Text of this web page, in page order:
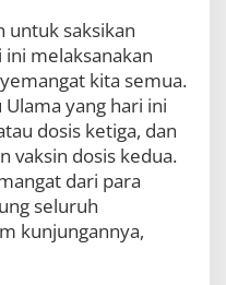
untuk saksikan
ini melaksanakan
kita semua.
Ulama yang hari ini
dosis ketiga, dan
vaksin dosis kedua.
dari para
seluruh
kunjungannya,